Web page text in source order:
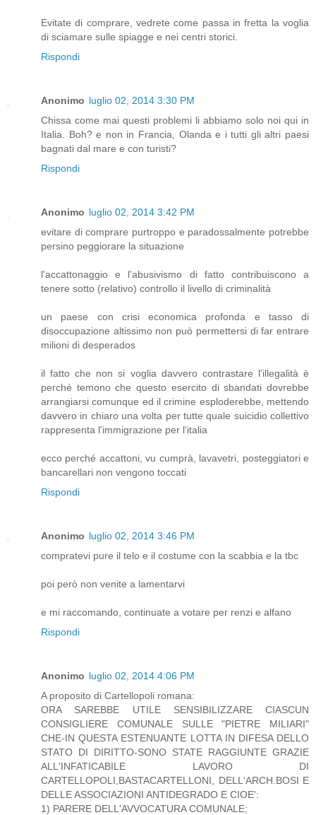
Evitate di comprare, vedrete come passa in fretta la voglia
di sciamare sulle spiagge e nei centri storici.
Rispondi
Anonimo luglio 02, 2014 3:30 PM
Chissa come mai questi problemi li abbiamo solo noi qui in
Italia. Boh? e non in Francia, Olanda e i tutti gli altri paesi
bagnati dal mare e con turisti?
Rispondi
Anonimo luglio 02, 2014 3:42 PM
evitare di comprare purtroppo e paradossalmente potrebbe
persino peggiorare la situazione
l'accattonaggio e l'abusivismo di fatto contribuiscono a
tenere sotto (relativo) controllo il livello di criminalità
un paese con crisi economica profonda e tasso di
disoccupazione altissimo non può permettersi di far entrare
milioni di desperados
il fatto che non si voglia davvero contrastare l'illegalità è
perché temono che questo esercito di sbandati dovrebbe
arrangiarsi comunque ed il crimine esploderebbe, mettendo
davvero in chiaro una volta per tutte quale suicidio collettivo
rappresenta l'immigrazione per l'italia
ecco perché accattoni, vu cumprà, lavavetri, posteggiatori e
bancarellari non vengono toccati
Rispondi
Anonimo luglio 02, 2014 3:46 PM
compratevi pure il telo e il costume con la scabbia e la tbc
poi però non venite a lamentarvi
e mi raccomando, continuate a votare per renzi e alfano
Rispondi
Anonimo luglio 02, 2014 4:06 PM
A proposito di Cartellopoli romana:
ORA SAREBBE UTILE SENSIBILIZZARE CIASCUN
CONSIGLIERE COMUNALE SULLE "PIETRE MILIARI"
CHE-IN QUESTA ESTENUANTE LOTTA IN DIFESA DELLO
STATO DI DIRITTO-SONO STATE RAGGIUNTE GRAZIE
ALL'INFATICABILE LAVORO DI
CARTELLOPOLI,BASTACARTELLONI, DELL'ARCH.BOSI E
DELLE ASSOCIAZIONI ANTIDEGRADO E CIOE':
1) PARERE DELL'AVVOCATURA COMUNALE;